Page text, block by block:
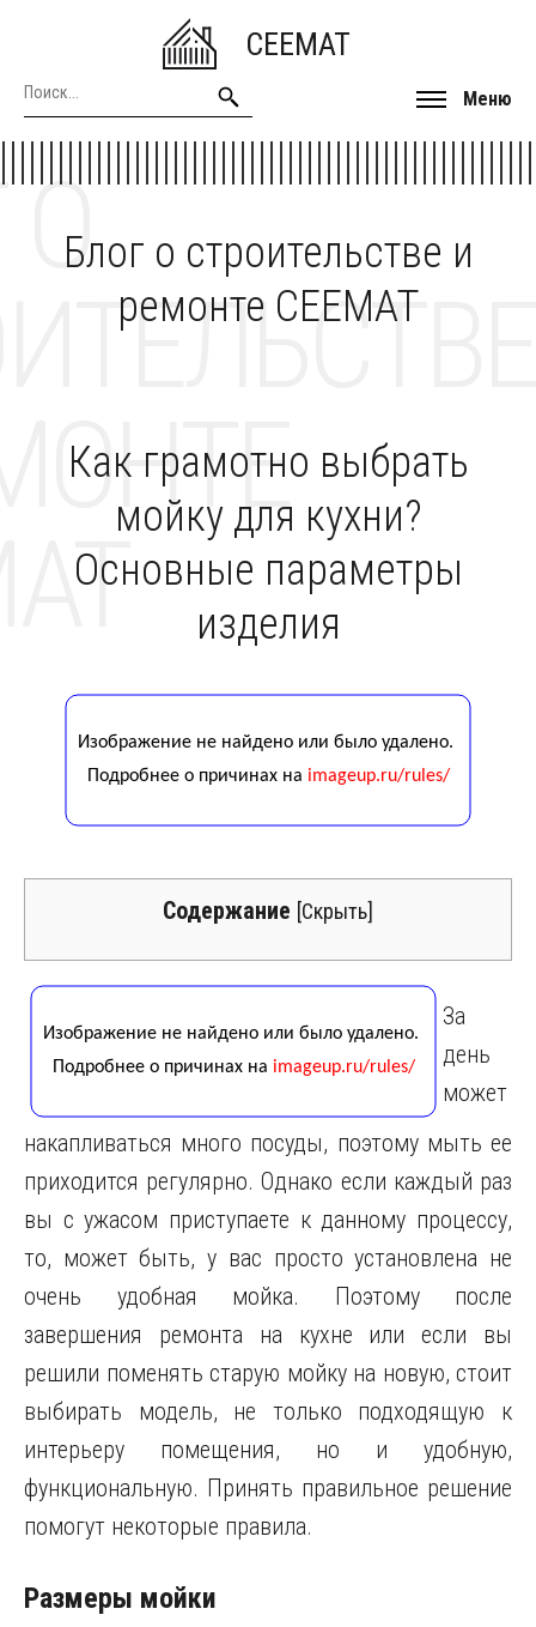
CEEMAT
Меню
Блог о строительстве и
ремонте CEEMAT
О
Как грамотно выбрать
мойку для кухни?
Основные параметры
изделия
Содержание [Скрыть]
За
день
может
накапливаться много посуды, поэтому мыть ее
приходится регулярно.Однако если каждый раз
вы с ужасом приступаете к данному процессу,
то, может быть, у вас просто установлена не
очень удобная мойка. Поэтому после
завершения ремонта на кухне или если вы
решили поменять старую мойку на новую, стоит
выбирать модель, не только подходящую к
интерьеру помещения, но и удобную,
функциональную. Принять правильное решение
помогут некоторые правила.
Размеры мойки